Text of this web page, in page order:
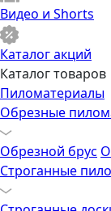
Видео и Shorts
Каталог акций
Каталог товаров
Пиломатериалы
Обрезные
Обрезной брус
Строганные